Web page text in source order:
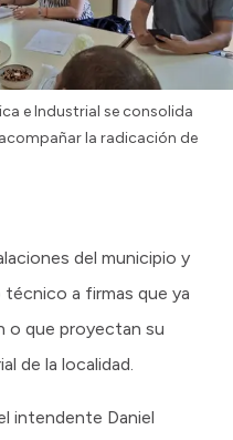
e Industrial se consolida
la radicación de
del municipio y
a firmas que ya
o que proyectan su
de la localidad.
intendente Daniel